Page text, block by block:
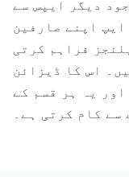
دیگر ایپس سے
اپنے صارفین
فراہم کرتی
اس کا ڈیزائن
یہ ہر قسم کے
سے کام کرتی ہے۔